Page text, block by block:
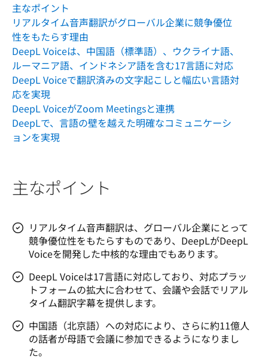
主なポイント
リアルタイム音声翻訳がグローバル企業に競争優位
性をもたらす理由
DeepL Voiceは、中国語（標準語）、ウクライナ語、
ルーマニア語、インドネシア語を含む17言語に対応
DeepL Voiceで翻訳済みの文字起こしと幅広い言語対
応を実現
DeepL VoiceがZoom Meetingsと連携
DeepLで、言語の壁を越えた明確なコミュニケーシ
ョンを実現
主なポイント
リアルタイム音声翻訳は、グローバル企業にとって
競争優位性をもたらすものであり、DeepLがDeepL
Voiceを開発した中核的な理由でもあります。
DeepL Voiceは17言語に対応しており、対応プラッ
トフォームの拡大に合わせて、会議や会話でリアル
タイム翻訳字幕を提供します。
中国語（北京語）への対応により、さらに約11億人
の話者が母語で会議に参加できるようになりまし
た。